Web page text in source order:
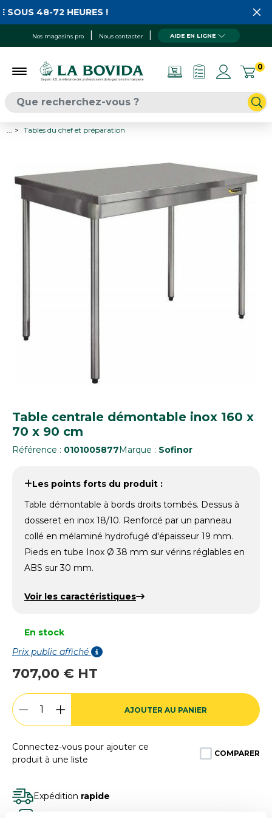
Nos magasins pro Nous contacter AIDE EN LIGNE
0
48-72 HEURES !
Tables du chef et préparation
Table centrale démontable inox 160 x
70 x 90 cm
Référence : 0101005877Marque : Sofinor
Les points forts du produit :
Table démontable à bords droits tombés. Dessus à
dosseret en inox 18/10. Renforcé par un panneau
collé en mélaminé hydrofugé d'épaisseur 19 mm.
Pieds en tube Inox Ø 38 mm sur vérins réglables en
ABS sur 30 mm.
Voir les caractéristiques
En stock
Prix public affiché
707,00 € HT
AJOUTER AU PANIER
Connectez-vous pour ajouter ce
produit à une liste
COMPARER
Expédition rapide